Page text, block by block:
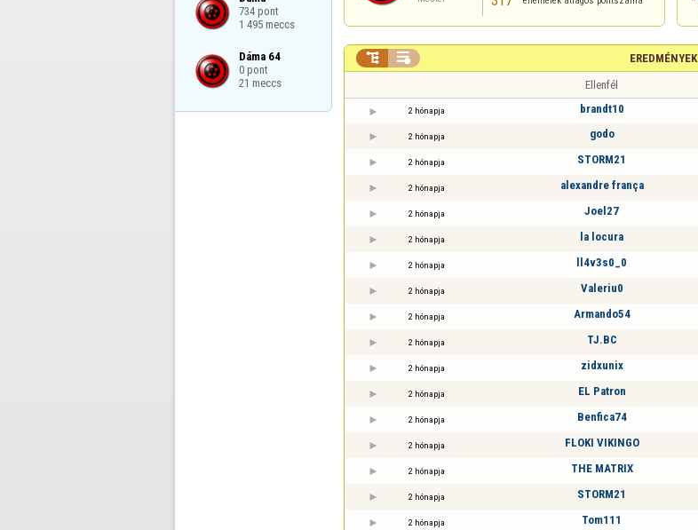
734 pont
1 495 meccs
Dáma 64
0 pont
21 meccs
EREDMÉNYEK
 
Ellenfél
2 hónapja brandt10
2 hónapja godo
2 hónapja STORM21
2 hónapja alexandre frança
2 hónapja Joel27
2 hónapja la locura
2 hónapja ll4v3s0_0
2 hónapja Valeriu0
2 hónapja Armando54
2 hónapja TJ.BC
2 hónapja zidxunix
2 hónapja EL Patron
2 hónapja Benfica74
2 hónapja FLOKI VIKINGO
2 hónapja THE MATRIX
2 hónapja STORM21
2 hónapja Tom111